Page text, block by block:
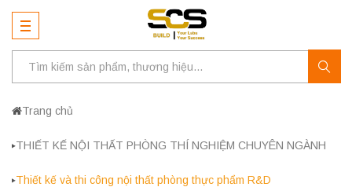
Trang chủ
THIẾT KẾ NỘI THẤT PHÒNG THÍ NGHIỆM CHUYÊN NGÀNH
Thiết kế và thi công nội thất phòng thực phẩm R&D